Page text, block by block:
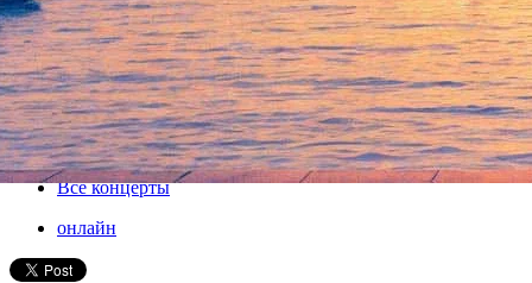
Дмитрий Гурович сыграет на
Луне в эфире #безантракта
30 мая 2020, суббота,20.00
Версия для печати
Все концерты
онлайн